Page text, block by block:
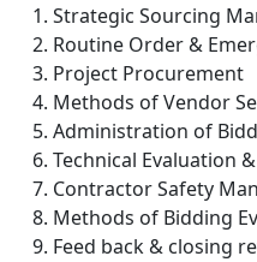
Strategic Sourcing
Routine Order &
Project Procurement
Methods of Vendor
Administration of
Technical Evaluation
Contractor Safety
Methods of Bidding
Feed back & closing